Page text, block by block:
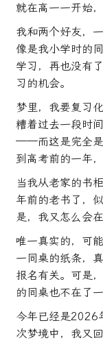
就在高一一开始
我和两个好友，
像是我小学时的
学习，再也没有
习的机会。
梦里，我要复习
糟着过去一段时
——而这是完全是
到高考前的一年
当我从老家的书
年前的老书了，
是，我又怎么会
唯一真实的，可
一同桌的纸条，
报名有关。可是
的同桌也不在了一
今年已经是2026
次梦境中，我又